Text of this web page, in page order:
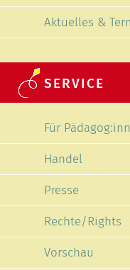
Aktuelles &
SERVICE
Navigation
Für
Handel
Presse
Rechte/Rights
Vorschau